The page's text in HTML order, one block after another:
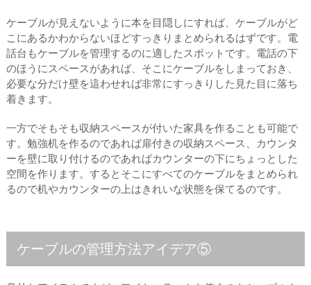
ケーブルが見えないように本を目隠しにすれば、ケーブルがど
こにあるかわからないほどすっきりまとめられるはずです。電
話台もケーブルを管理するのに適したスポットです。電話の下
のほうにスペースがあれば、そこにケーブルをしまっておき、
必要な分だけ壁を這わせれば非常にすっきりした見た目に落ち
着きます。
一方でそもそも収納スペースが付いた家具を作ることも可能で
す。勉強机を作るのであれば扉付きの収納スペース、カウンタ
ーを壁に取り付けるのであればカウンターの下にちょっとした
空間を作ります。するとそこにすべてのケーブルをまとめられ
るので机やカウンターの上はきれいな状態を保てるのです。
ケーブルの管理方法アイデア⑤